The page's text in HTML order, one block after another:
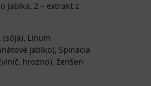
jablka, 2 – extrakt z
(sója), Linum
jablko), Spinacia
hrozno), ženšen